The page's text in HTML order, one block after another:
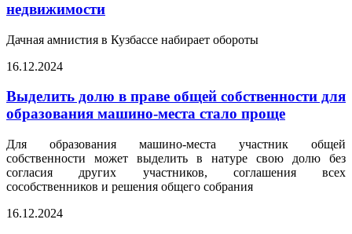
недвижимости
Дачная амнистия в Кузбассе набирает обороты
16.12.2024
Выделить долю в праве общей собственности для
образования машино-места стало проще
Для образования машино-места участник общей
собственности может выделить в натуре свою долю без
согласия других участников, соглашения всех
сособственников и решения общего собрания
16.12.2024